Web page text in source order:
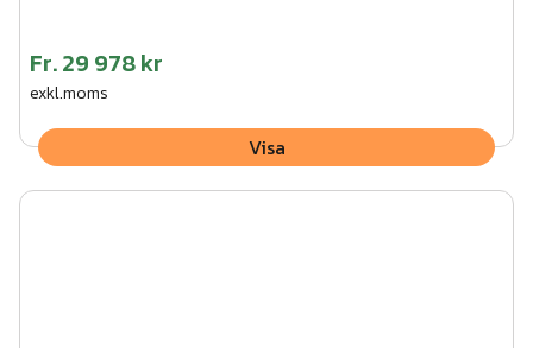
Fr.29 978 kr
exkl.moms
Visa